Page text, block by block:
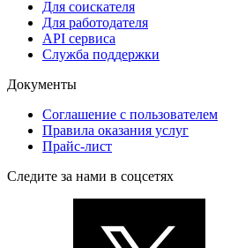
Для соискателя
Для работодателя
API сервиса
Служба поддержки
Документы
Соглашение с пользователем
Правила оказания услуг
Прайс-лист
Следите за нами в соцсетях